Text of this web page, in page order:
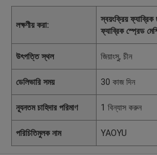
লক্ষণীয় করা:
স্বয়ংক্রিয় ফ্যাব্রিক
ফ্যাব্রিক স্প্রেড
উৎপত্তি স্থল জিয়াংসু, চীন
ডেলিভারি সময় 30 কাজ দিন
ন্যূনতম চাহিদার পরিমাণ 1 বিন্যাস করুন
পরিচিতিমুলক নাম YAOYU